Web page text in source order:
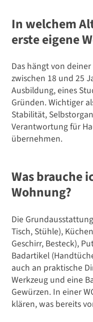
In welchem
erste eigene
Das hängt von
zwischen 18 und 25
Ausbildung, eines
Gründen. Wichtiger
Stabilität,
Verantwortung für
übernehmen.
Was brauche
Wohnung?
Die
Tisch, Stühle),
Geschirr, Besteck),
Badartikel
auch an praktische
Werkzeug und eine
Gewürzen. In einer
klären, was bereits